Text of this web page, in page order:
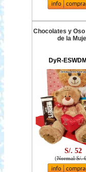
Chocolates y
de la
DyR-
S/. 52
(Normal S/.